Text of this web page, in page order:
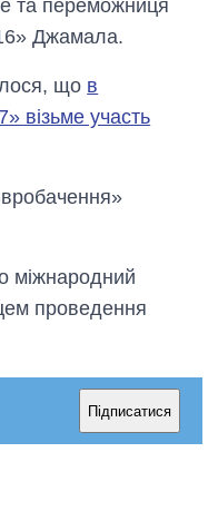
та переможниця
Джамала.
що в
візьме участь
міжнародний
проведення
Підписатися
вступників на
бакалаврат,